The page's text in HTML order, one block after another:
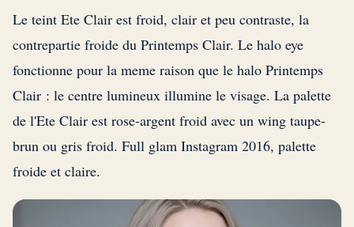
Le teint Ete Clair est froid, clair et peu contraste, la
contrepartie froide du Printemps Clair. Le halo eye
fonctionne pour la meme raison que le halo Printemps
Clair : le centre lumineux illumine le visage. La palette
de l'Ete Clair est rose-argent froid avec un wing taupe-
brun ou gris froid. Full glam Instagram 2016, palette
froide et claire.